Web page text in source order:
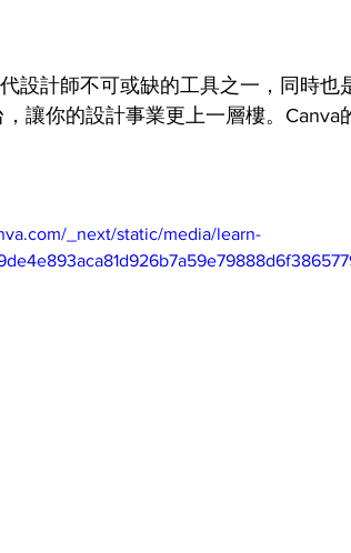
設計師不可或缺的工具之一，同時
讓你的設計事業更上一層樓。
_next/static/media/learn-